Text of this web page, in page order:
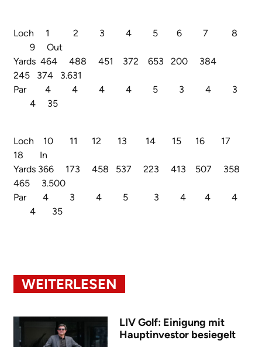
Loch 1 2 3 4 5 6 7 8
9 Out
Yards 464 488 451 372 653 200 384
245 374 3.631
Par 4 4 4 4 5 3 4 3
4 35
Loch 10 11 12 13 14 15 16 17
18 In
Yards 366 173 458 537 223 413 507 358
465 3.500
Par 4 3 4 5 3 4 4 4
4 35
WEITERLESEN
LIV Golf: Einigung mit
Hauptinvestor besiegelt